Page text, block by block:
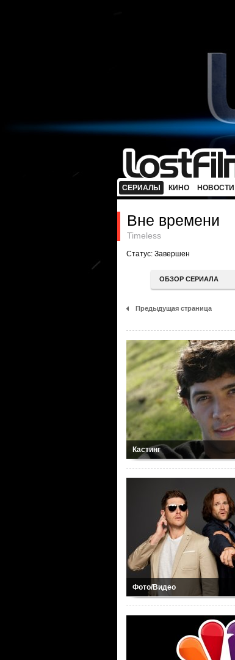
СЕРИАЛЫ КИНО НОВОСТИ
Вне времени
Timeless
Статус: Завершен
ОБЗОР СЕРИАЛА
Предыдущая страница
Кастинг
Фото/Видео